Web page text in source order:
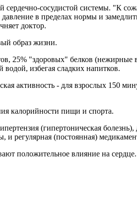
сердечно-сосудистой системы. "К
в пределах нормы и
доктор.
образ жизни.
25% "здоровых" белков
избегая сладких напитков.
активность - для взрослых 150
калорийности пищи и спорта.
(гипертоническая
регулярная (постоянная)
положительное влияние на сердце.